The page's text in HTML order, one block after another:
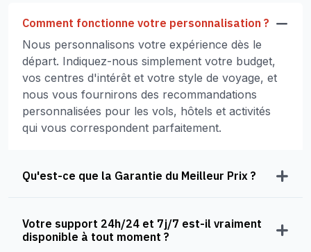
Comment fonctionne votre personnalisation ?
Nous personnalisons votre expérience dès le
départ. Indiquez-nous simplement votre budget,
vos centres d'intérêt et votre style de voyage, et
nous vous fournirons des recommandations
personnalisées pour les vols, hôtels et activités
qui vous correspondent parfaitement.
Qu'est-ce que la Garantie du Meilleur Prix ?
Votre support 24h/24 et 7j/7 est-il vraiment
disponible à tout moment ?